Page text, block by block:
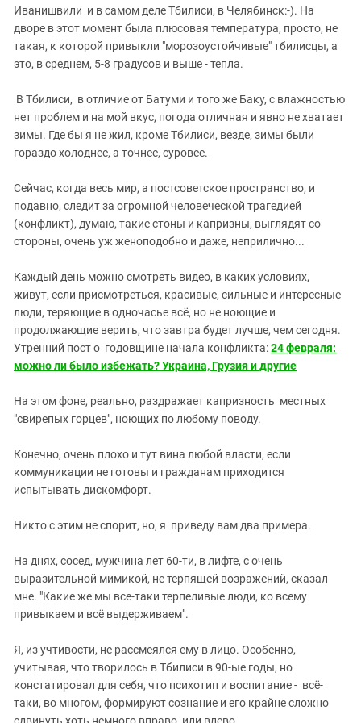
Иванишвили и в самом деле Тбилиси, в Челябинск:-). На
дворе в этот момент была плюсовая температура, просто, не
такая, к которой привыкли "морозоустойчивые" тбилисцы, а
это, в среднем, 5-8 градусов и выше - тепла.
В Тбилиси, в отличие от Батуми и того же Баку, с влажностью
нет проблем и на мой вкус, погода отличная и явно не хватает
зимы. Где бы я не жил, кроме Тбилиси, везде, зимы были
гораздо холоднее, а точнее, суровее.
Сейчас, когда весь мир, а постсоветское пространство, и
подавно, следит за огромной человеческой трагедией
(конфликт), думаю, такие стоны и капризны, выглядят со
стороны, очень уж женоподобно и даже, неприлично...
Каждый день можно смотреть видео, в каких условиях,
живут, если присмотреться, красивые, сильные и интересные
люди, теряющие в одночасье всё, но не ноющие и
продолжающие верить, что завтра будет лучше, чем сегодня.
Утренний пост о годовщине начала конфликта:24 февраля:
можно ли было избежать? Украина, Грузия и другие
На этом фоне, реально, раздражает капризность местных
"свирепых горцев", ноющих по любому поводу.
Конечно, очень плохо и тут вина любой власти, если
коммуникации не готовы и гражданам приходится
испытывать дискомфорт.
Никто с этим не спорит, но, я приведу вам два примера.
На днях, сосед, мужчина лет 60-ти, в лифте, с очень
выразительной мимикой, не терпящей возражений, сказал
мне. "Какие же мы все-таки терпеливые люди, ко всему
привыкаем и всё выдерживаем".
Я, из учтивости, не рассмеялся ему в лицо. Особенно,
учитывая, что творилось в Тбилиси в 90-ые годы, но
констатировал для себя, что психотип и воспитание - всё-
таки, во многом, формируют сознание и его крайне сложно
сдвинуть хоть немного вправо, или влево.